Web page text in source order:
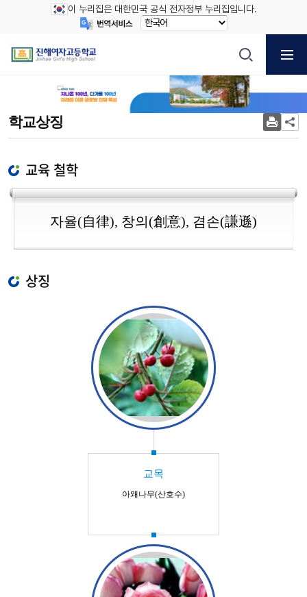
이 누리집은 대한민국 공식 전자정부 누리집입니다.
학교상징
교육 철학
자율(自律), 창의(創意), 겸손(謙遜)
상징
교목
아왜나무(산호수)